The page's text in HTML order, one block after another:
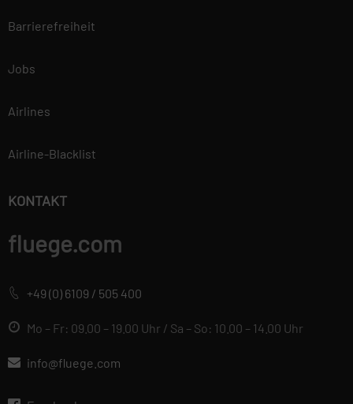
Barrierefreiheit
Jobs
Airlines
Airline-Blacklist
KONTAKT
fluege.com
+49 (0) 6109 / 505 400
Mo – Fr: 09.00 – 19.00 Uhr / Sa – So: 10.00 – 14.00 Uhr
info@fluege.com